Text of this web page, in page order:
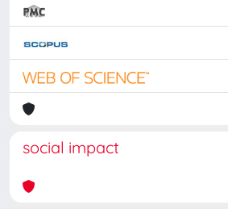
social impact